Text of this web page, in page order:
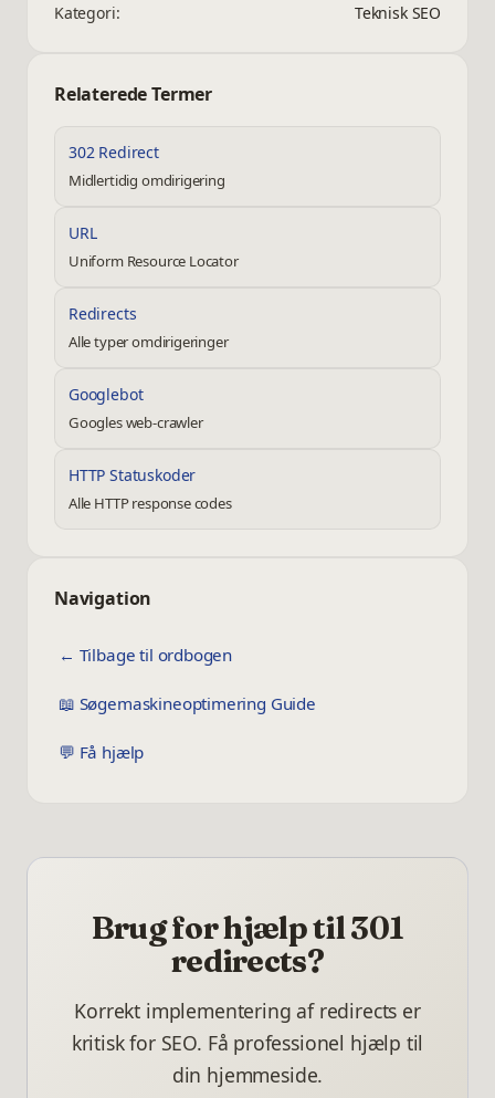
Kategori:
Teknisk SEO
Relaterede Termer
302 Redirect
Midlertidig omdirigering
URL
Uniform Resource Locator
Redirects
Alle typer omdirigeringer
Googlebot
Googles web-crawler
HTTP Statuskoder
Alle HTTP response codes
Navigation
← Tilbage til ordbogen
📖 Søgemaskineoptimering Guide
💬 Få hjælp
Brug for hjælp til 301
redirects?
Korrekt implementering af redirects er
kritisk for SEO. Få professionel hjælp til
din hjemmeside.